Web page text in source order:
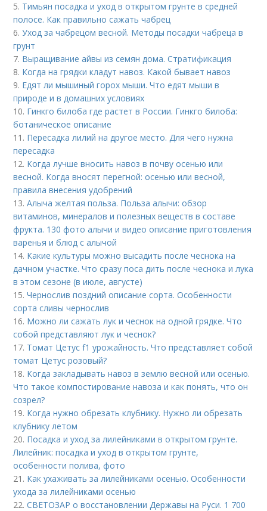
5. Тимьян посадка и уход в открытом грунте в средней
полосе. Как правильно сажать чабрец
6.Уход за чабрецом весной. Методы посадки чабреца в
грунт
7. Выращивание айвы из семян дома. Стратификация
8. Когда на грядки кладут навоз. Какой бывает навоз
9. Едят ли мышиный горох мыши. Что едят мыши в
природе и в домашних условиях
10. Гинкго билоба где растет в России. Гинкго билоба:
ботаническое описание
11. Пересадка лилий на другое место. Для чего нужна
пересадка
12. Когда лучше вносить навоз в почву осенью или
весной. Когда вносят перегной: осенью или весной,
правила внесения удобрений
13.Алыча желтая польза. Польза алычи: обзор
витаминов, минералов и полезных веществ в составе
фрукта. 130 фото алычи и видео описание приготовления
варенья и блюд с алычой
14. Какие культуры можно высадить после чеснока на
дачном участке. Что сразу поса дить после чеснока и лука
в этом сезоне (в июле, августе)
15.Чернослив поздний описание сорта. Особенности
сорта сливы чернослив
16. Можно ли сажать лук и чеснок на одной грядке. Что
собой представляют лук и чеснок?
17. Томат Цетус f1 урожайность. Что представляет собой
томат Цетус розовый?
18. Когда закладывать навоз в землю весной или осенью.
Что такое компостирование навоза и как понять, что он
созрел?
19. Когда нужно обрезать клубнику. Нужно ли обрезать
клубнику летом
20. Посадка и уход за лилейниками в открытом грунте.
Лилейник: посадка и уход в открытом грунте,
особенности полива, фото
21. Как ухаживать за лилейниками осенью. Особенности
ухода за лилейниками осенью
22.СВЕТОЗАР о восстановлении Державы на Руси. 1 700